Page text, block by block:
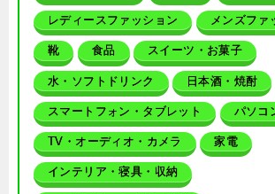
レディースファッション メンズファ
靴 食品 スイーツ・お菓子
水・ソフトドリンク 日本酒・焼酎
スマートフォン・タブレット パソコ
TV・オーディオ・カメラ 家電
インテリア・寝具・収納